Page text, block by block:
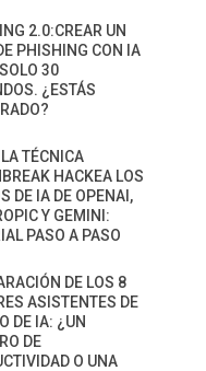
2.0:CREAR UN
PHISHING CON IA
30
¿ESTÁS
TÉCNICA
HACKEA LOS
DE IA DE OPENAI,
Y GEMINI:
PASO A PASO
DE LOS 8
ASISTENTES DE
DE IA: ¿UN
DE
O UNA